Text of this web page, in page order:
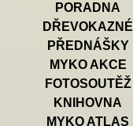
PORADNA
DŘEVOKAZNÉ
PŘEDNÁŠKY
MYKO AKCE
FOTOSOUTĚŽ
KNIHOVNA
MYKO ATLAS